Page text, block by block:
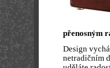
přenosným
Design
netradičním